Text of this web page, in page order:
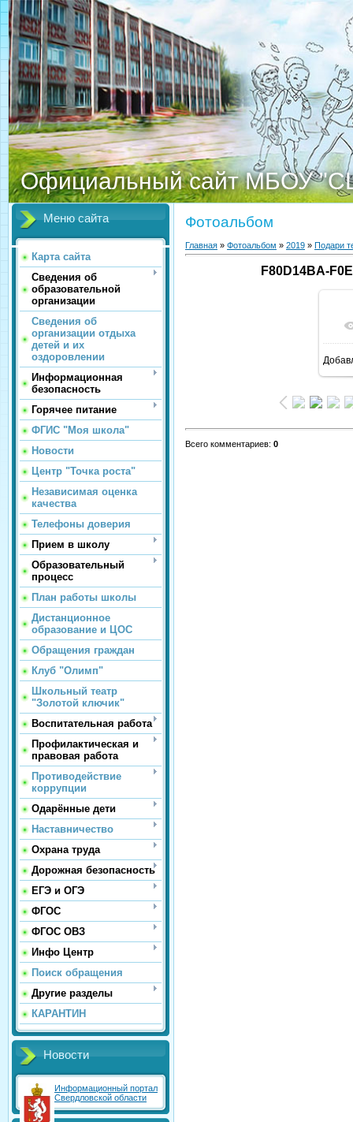
Официальный сайт МБОУ
Меню сайта
Карта сайта
Сведения об
образовательной
организации
Сведения об
организации отдыха
детей и их
оздоровлении
Информационная
безопасность
Горячее питание
ФГИС "Моя школа"
Новости
Центр "Точка роста"
Независимая оценка
качества
Телефоны доверия
Прием в школу
Образовательный
процесс
План работы школы
Дистанционное
образование и ЦОС
Обращения граждан
Клуб "Олимп"
Школьный театр
"Золотой ключик"
Воспитательная работа
Профилактическая и
правовая работа
Противодействие
коррупции
Одарённые дети
Наставничество
Охрана труда
Дорожная безопасность
ЕГЭ и ОГЭ
ФГОС
ФГОС ОВЗ
Инфо Центр
Поиск обращения
Другие разделы
КАРАНТИН
Новости
Информационный портал
Свердловской области
Фотоальбом
Главная » Фотоальбом » 2019 » Подари
F80D14BA-
Всего комментариев: 0